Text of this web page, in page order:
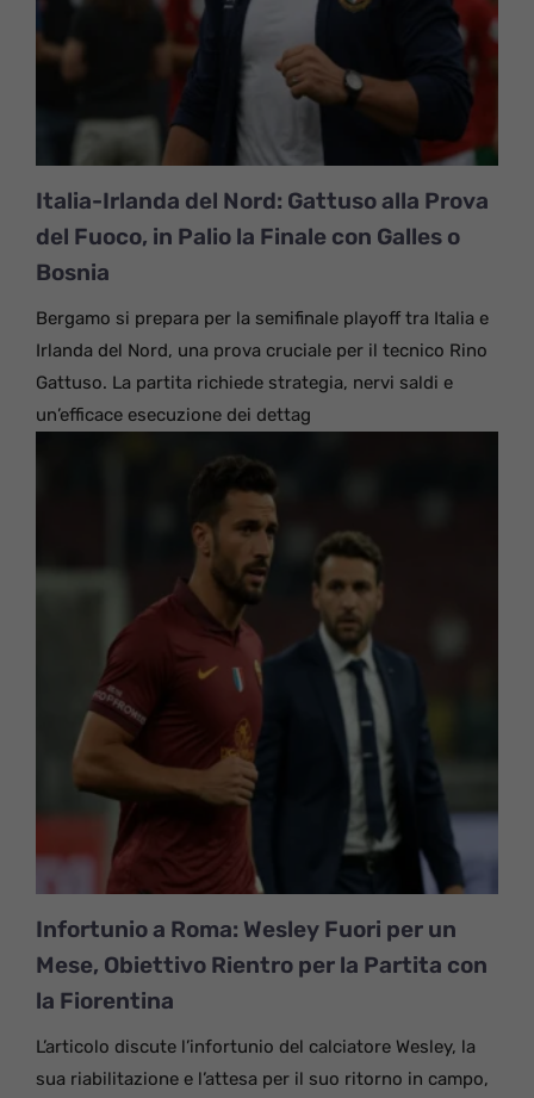
Italia-Irlanda del Nord: Gattuso alla Prova
del Fuoco, in Palio la Finale con Galles o
Bosnia
Bergamo si prepara per la semifinale playoff tra Italia e
Irlanda del Nord, una prova cruciale per il tecnico Rino
Gattuso. La partita richiede strategia, nervi saldi e
un’efficace esecuzione dei dettag
Infortunio a Roma: Wesley Fuori per un
Mese, Obiettivo Rientro per la Partita con
la Fiorentina
L’articolo discute l’infortunio del calciatore Wesley, la
sua riabilitazione e l’attesa per il suo ritorno in campo,